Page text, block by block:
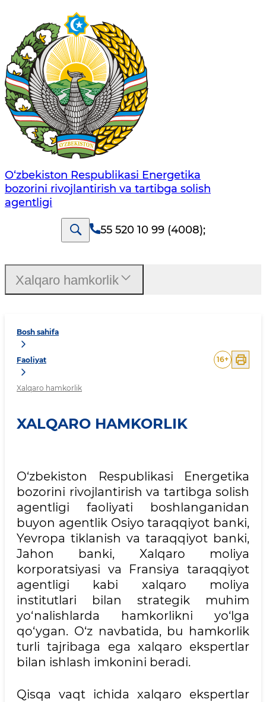
O‘zbekiston Respublikasi Energetika
bozorini rivojlantirish va tartibga solish
agentligi
55 520 10 99 (4008);
Bosh sahifa
Faoliyat
Xalqaro hamkorlik
16+
XALQARO HAMKORLIK
O‘zbekiston Respublikasi Energetika
bozorini rivojlantirish va tartibga solish
agentligi faoliyati boshlanganidan
buyon agentlik Osiyo taraqqiyot banki,
Yevropa tiklanish va taraqqiyot banki,
Jahon banki, Xalqaro moliya
korporatsiyasi va Fransiya taraqqiyot
agentligi kabi xalqaro moliya
institutlari bilan strategik muhim
yo‘nalishlarda hamkorlikni yo‘lga
qo‘ygan. O‘z navbatida, bu hamkorlik
turli tajribaga ega xalqaro ekspertlar
bilan ishlash imkonini beradi.
Qisqa vaqt ichida xalqaro ekspertlar
Xalqaro hamkorlik